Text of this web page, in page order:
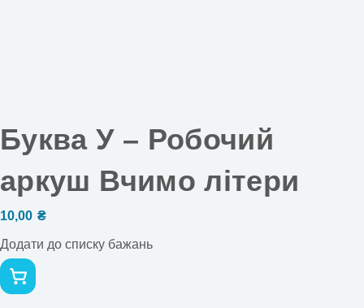
Буква У – Робочий
аркуш Вчимо літери
10,00 ₴
Додати до списку бажань